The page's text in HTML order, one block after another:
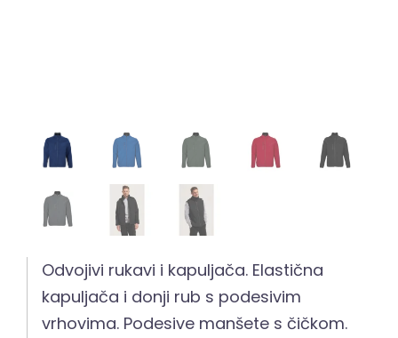
Odvojivi rukavi i kapuljača. Elastična
kapuljača i donji rub s podesivim
vrhovima. Podesive manšete s čičkom.